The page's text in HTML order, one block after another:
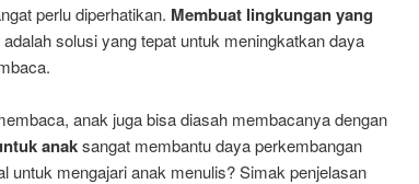
perlu diperhatikan. Membuat lingkungan yang
adalah solusi yang tepat untuk meningkatkan daya
anak juga bisa diasah membacanya dengan
anaksangat membantu daya perkembangan
untuk mengajari anak menulis? Simak penjelasan